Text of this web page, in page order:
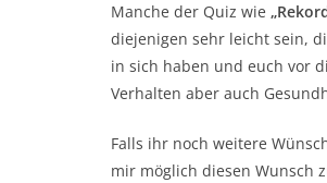
Manche der Quiz wie
diejenigen sehr leicht sein,
in sich haben und euch vor
Verhalten aber auch
Falls ihr noch weitere
mir möglich diesen Wunsch